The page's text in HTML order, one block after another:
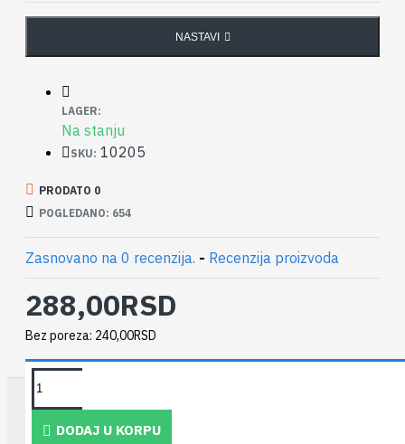
NASTAVI
LAGER:
Na stanju
SKU: 10205
PRODATO 0
POGLEDANO: 654
Zasnovano na 0 recenzija. - Recenzija proizvoda
288,00RSD
Bez poreza: 240,00RSD
DODAJ U KORPU
TAKOĐE PREPORUČUJEMO